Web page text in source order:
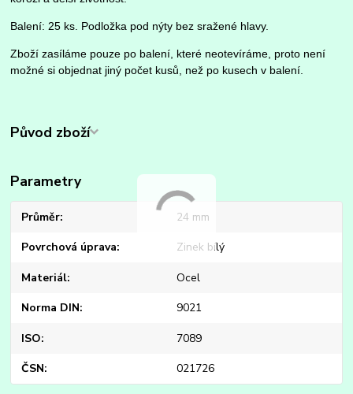
Balení: 25 ks. Podložka pod nýty bez sražené hlavy.
Zboží zasíláme pouze po balení, které neotevíráme, proto není
možné si objednat jiný počet kusů, než po kusech v balení.
Původ zboží
Parametry
Průměr 24 mm
Povrchová úprava Zinek bílý
Materiál Ocel
Norma DIN 9021
ISO 7089
ČSN 021726